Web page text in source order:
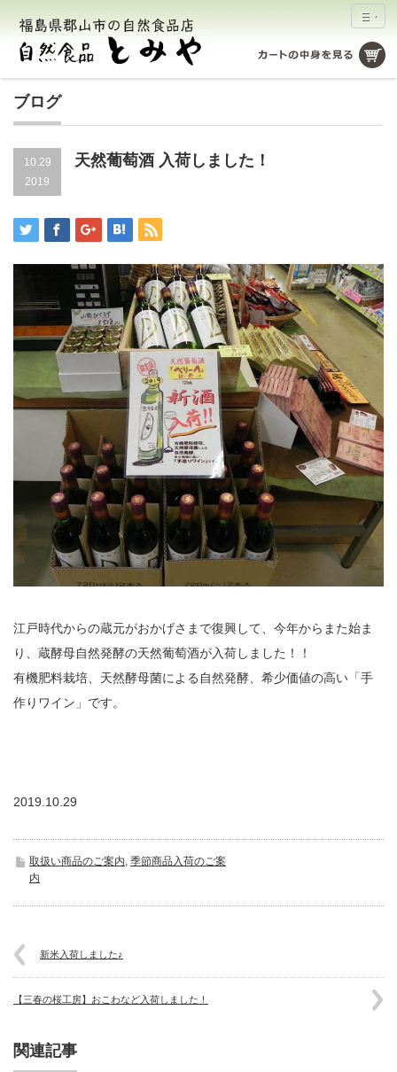
ブログ
10.29
2019
天然葡萄酒 入荷しました！
江戸時代からの蔵元がおかげさまで復興して、今年からまた始ま
り、蔵酵母自然発酵の天然葡萄酒が入荷しました！！
有機肥料栽培、天然酵母菌による自然発酵、希少価値の高い「手
作りワイン」です。
2019.10.29
取扱い商品のご案内, 季節商品入荷のご案
内
新米入荷しました♪
【三春の桜工房】おこわなど入荷しました！
関連記事